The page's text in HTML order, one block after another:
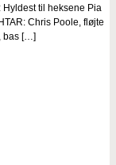
til heksene Pia
Chris Poole, fløjte
bas […]